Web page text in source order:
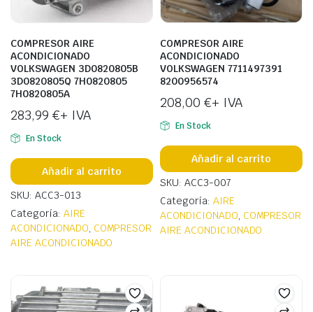
COMPRESOR AIRE
ACONDICIONADO
VOLKSWAGEN 3D0820805B
3D0820805Q 7H0820805
7H0820805A
283,99 €+ IVA
En Stock
Añadir al carrito
SKU: ACC3-013
Categoría: AIRE
ACONDICIONADO, COMPRESOR
AIRE ACONDICIONADO
COMPRESOR AIRE
ACONDICIONADO
VOLKSWAGEN 7711497391
8200956574
208,00 €+ IVA
En Stock
Añadir al carrito
SKU: ACC3-007
Categoría: AIRE
ACONDICIONADO, COMPRESOR
AIRE ACONDICIONADO